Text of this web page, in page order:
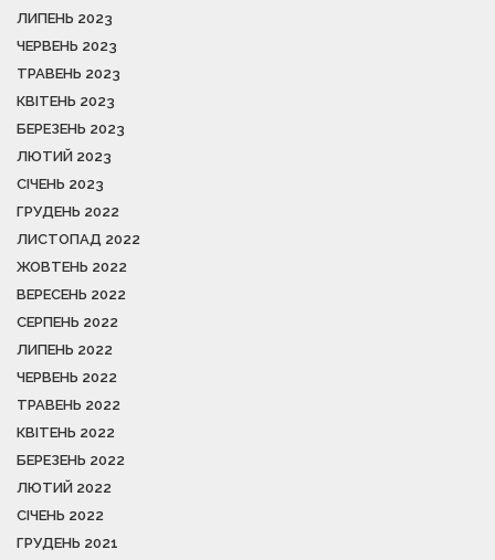
ЛИПЕНЬ 2023
ЧЕРВЕНЬ 2023
ТРАВЕНЬ 2023
КВІТЕНЬ 2023
БЕРЕЗЕНЬ 2023
ЛЮТИЙ 2023
СІЧЕНЬ 2023
ГРУДЕНЬ 2022
ЛИСТОПАД 2022
ЖОВТЕНЬ 2022
ВЕРЕСЕНЬ 2022
СЕРПЕНЬ 2022
ЛИПЕНЬ 2022
ЧЕРВЕНЬ 2022
ТРАВЕНЬ 2022
КВІТЕНЬ 2022
БЕРЕЗЕНЬ 2022
ЛЮТИЙ 2022
СІЧЕНЬ 2022
ГРУДЕНЬ 2021